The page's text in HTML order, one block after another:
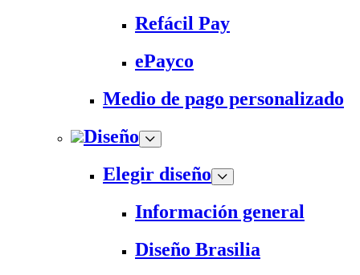
Refácil Pay
ePayco
Medio de pago personalizado
Diseño
Elegir diseño
Información general
Diseño Brasilia